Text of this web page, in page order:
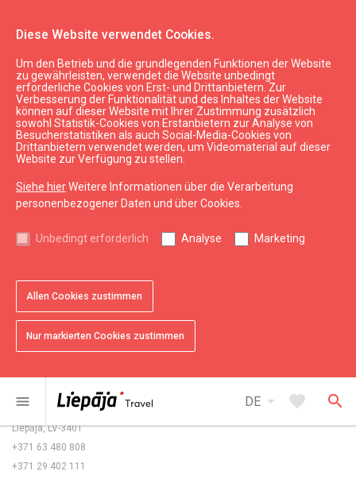
Diese Website verwendet Cookies.
Um den Betrieb und die grundlegenden Funktionen der Website
zu gewährleisten, verwendet die Website unbedingt
erforderliche Cookies von Erst- und Drittanbietern. Zur
Verbesserung der Funktionalität und des Inhaltes der Website
können auf dieser Website mit Ihrer Zustimmung zusätzlich
sowohl Statistik-Cookies von Erstanbietern zur Analyse von
Besucherstatistiken als auch Social-Media-Cookies von
Drittanbietern verwendet werden, um Videomaterial auf dieser
Website zur Verfügung zu stellen.
Siehe hierWeitere Informationen über die Verarbeitung
personenbezogener Daten und über Cookies.
Unbedingt erforderlich Analyse Marketing
Allen Cookies zustimmen
Nur markierten Cookies zustimmen
menu DE arrow_drop_down favorite search
Parkplatz
Nach oben
Kurzeme Tourismus
Karten und Broschüren
Tourismusstatistik
Sitemap
Rožu laukums 5/6,
Liepāja, LV-3401
+371 63 480 808
+371 29 402 111